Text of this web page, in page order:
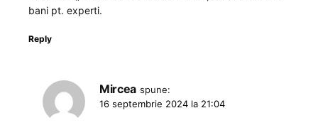
bani pt. experti.
Reply
Mircea spune:
16 septembrie 2024 la 21:04